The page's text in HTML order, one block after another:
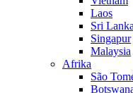
Laos
Sri Lanka
Singapur
Malaysia
Afrika
São